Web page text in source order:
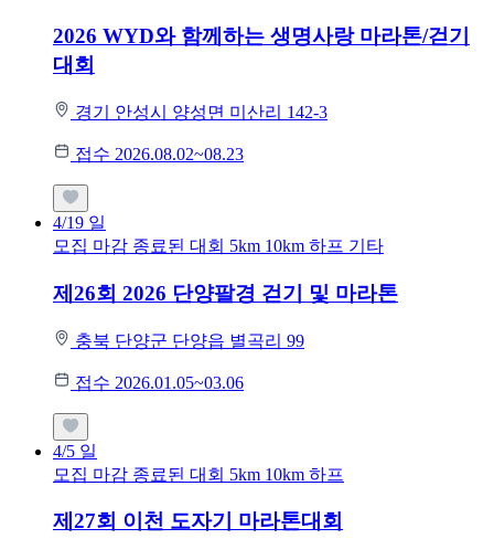
2026 WYD와 함께하는 생명사랑 마라톤/걷기
대회
경기 안성시 양성면 미산리 142-3
접수 2026.08.02~08.23
4/19 일
모집 마감 종료된 대회 5km 10km 하프 기타
제26회 2026 단양팔경 걷기 및 마라톤
충북 단양군 단양읍 별곡리 99
접수 2026.01.05~03.06
4/5 일
모집 마감 종료된 대회 5km 10km 하프
제27회 이천 도자기 마라톤대회